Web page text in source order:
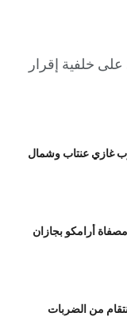
على خلفية إقرار
4.5 درجة يضرب غازي عنتاب وشمال
أرامكو بجازان
من الضربات